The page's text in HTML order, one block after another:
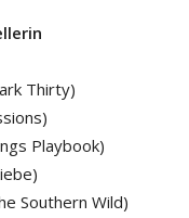
Thirty)
Playbook)
Southern Wild)